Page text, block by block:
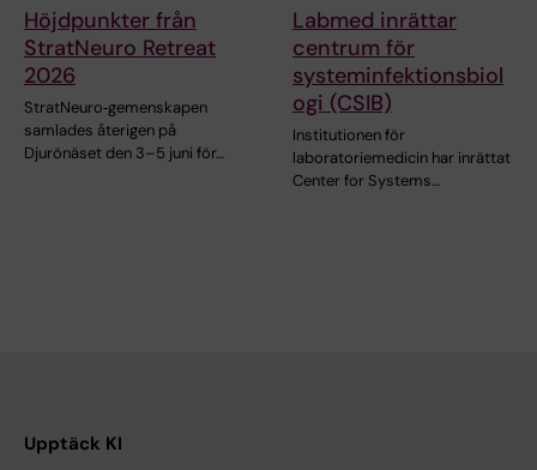
Höjdpunkter från
StratNeuro Retreat
2026
StratNeuro‑gemenskapen
samlades återigen på
Djurönäset den 3–5 juni för…
Labmed inrättar
centrum för
systeminfektionsbiol
ogi (CSIB)
Institutionen för
laboratoriemedicin har inrättat
Center for Systems…
Upptäck KI